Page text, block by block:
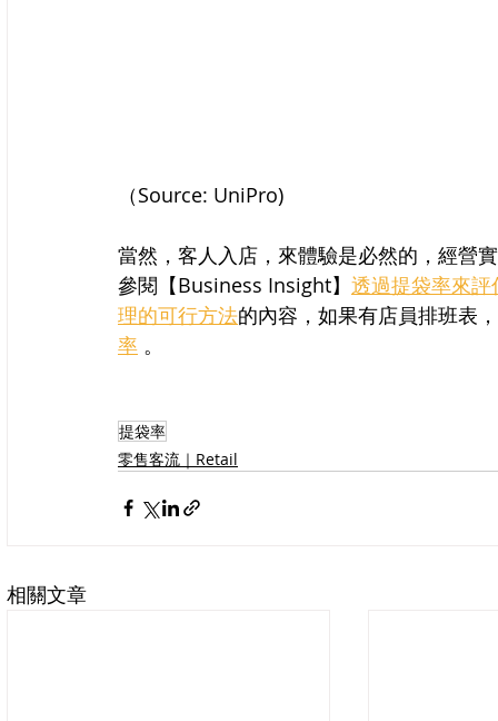
（Source: UniPro)
當然，客人入店，來體驗是必然的，經營
參閱【Business Insight】 透過提袋率來
理的可行方法的內容，如果有店員排班表
率 。
提袋率
零售客流｜Retail
相關文章